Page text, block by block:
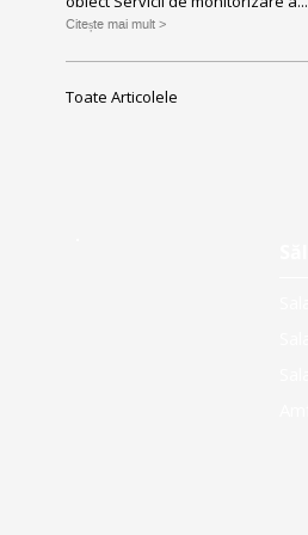
Citește mai mult >
Toate Articolele